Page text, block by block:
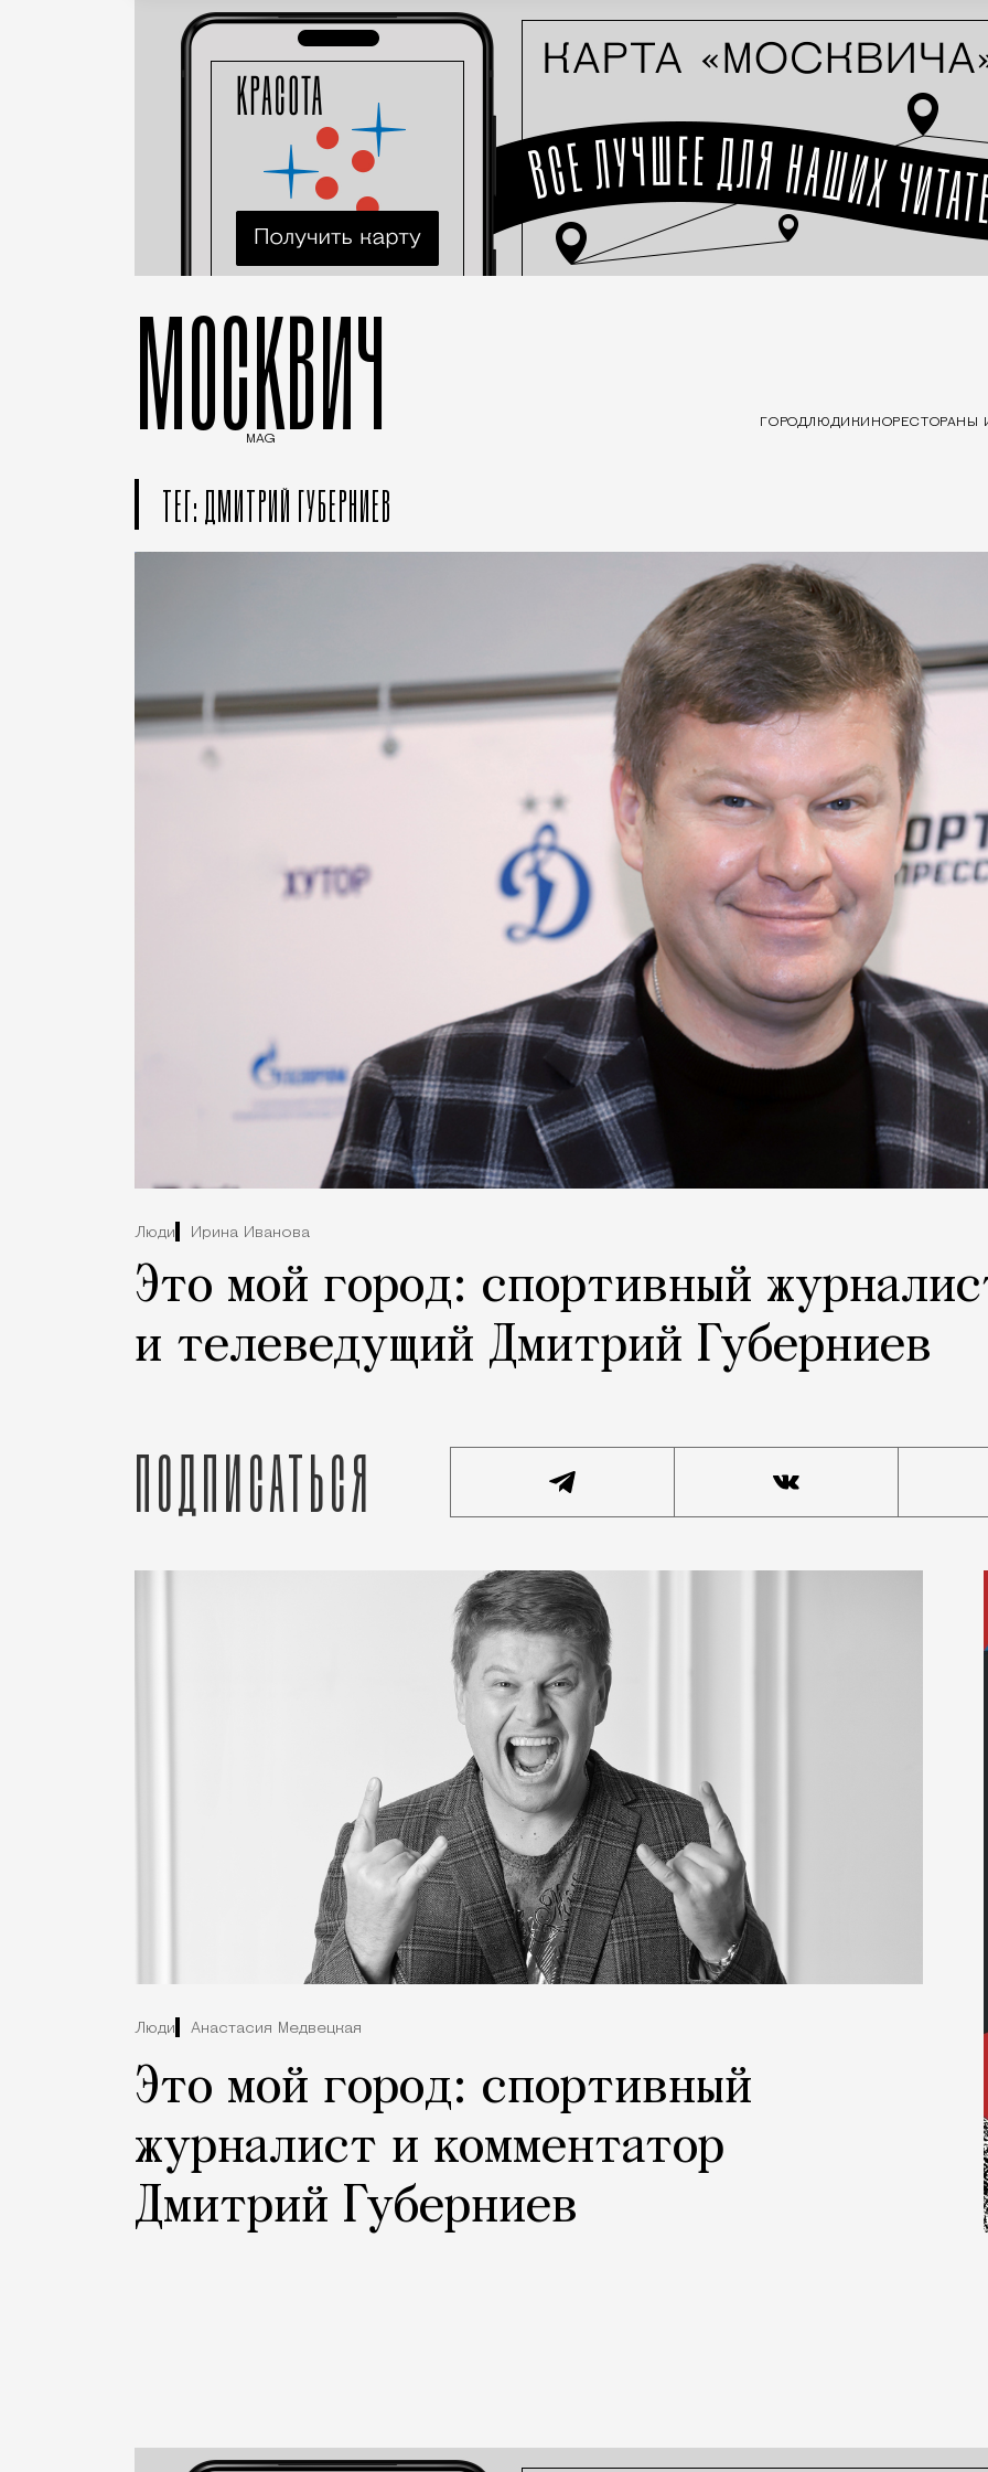
МОСКВИЧ
MAG
ГОРОДЛЮДИ КИНОРЕСТОРАНЫ
ТЕГ: ДМИТРИЙ ГУБЕРНИЕВ
Люди Ирина Иванова
Это мой город: спортивный
и телеведущий Дмитрий Губерниев
Подписаться
Люди Анастасия Медвецкая
Это мой город: спортивный
журналист и комментатор
Дмитрий Губерниев